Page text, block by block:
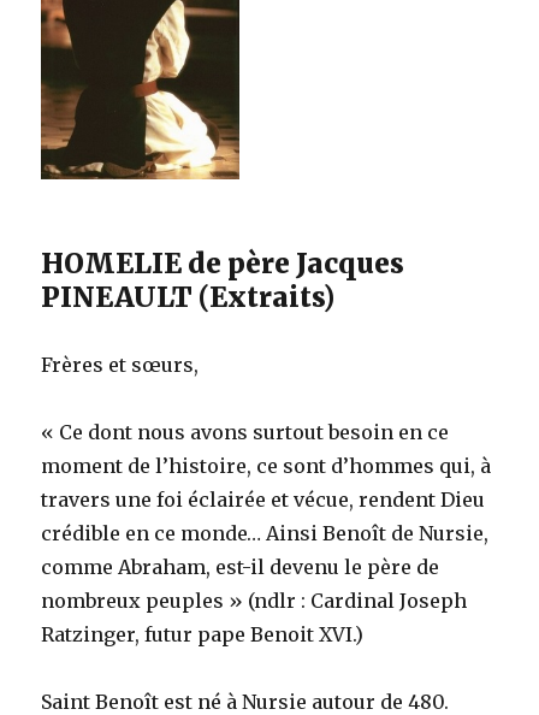
HOMELIE de père Jacques
PINEAULT (Extraits)
Frères et sœurs,
« Ce dont nous avons surtout besoin en ce
moment de l’histoire, ce sont d’hommes qui, à
travers une foi éclairée et vécue, rendent Dieu
crédible en ce monde… Ainsi Benoît de Nursie,
comme Abraham, est-il devenu le père de
nombreux peuples » (ndlr : Cardinal Joseph
Ratzinger, futur pape Benoit XVI.)
Saint Benoît est né à Nursie autour de 480.